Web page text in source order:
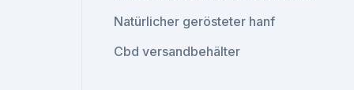
Natürlicher gerösteter hanf
Cbd versandbehälter